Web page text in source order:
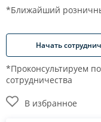
*Ближайший
Начать
*Проконсультируем
сотрудничества
В избранное